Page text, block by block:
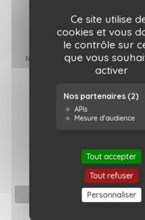
Ce site utilise
cookies et vous
le contrôle sur
que vous
activer
Nos partenaires (2)
APIs
Mesure d'audience
Tout accepter
Tout refuser
Personnaliser
69,00 €
Ajouter au panier
Nouveau